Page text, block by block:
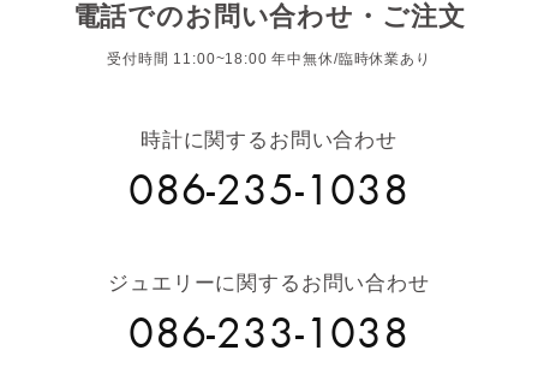
電話でのお問い合わせ・ご注文
受付時間 11:00~18:00 年中無休/臨時休業あり
時計に関するお問い合わせ
086-235-1038
ジュエリーに関するお問い合わせ
086-233-1038